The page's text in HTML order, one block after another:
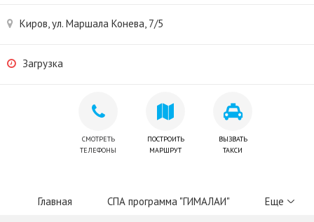
Киров, ул. Маршала Конева, 7/5
Загрузка
СМОТРЕТЬ
ТЕЛЕФОНЫ
ПОСТРОИТЬ
МАРШРУТ
ВЫЗВАТЬ
ТАКСИ
Главная СПА программа "ГИМАЛАИ" Еще